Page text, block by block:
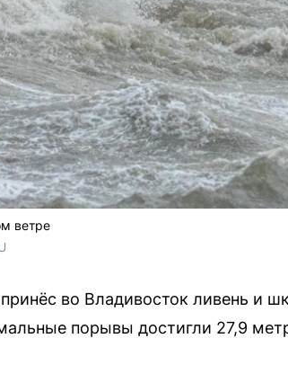
ветре
во Владивосток ливень и
порывы достигли 27,9